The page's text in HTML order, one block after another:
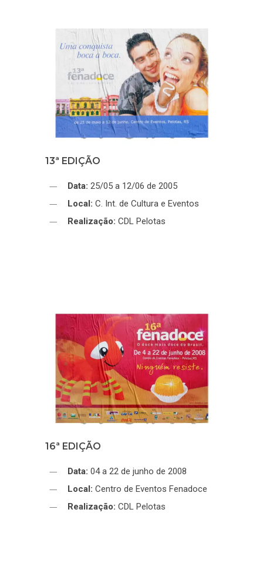
13ª EDIÇÃO
Data: 25/05 a 12/06 de 2005
Local: C. Int. de Cultura e Eventos
Realização: CDL Pelotas
16ª EDIÇÃO
Data: 04 a 22 de junho de 2008
Local: Centro de Eventos Fenadoce
Realização: CDL Pelotas
PELOTAS – CIDADE
DOCE
FOTOS E VÍDEOS
FENADOCE
SUGESTÕES
ESPANHOL